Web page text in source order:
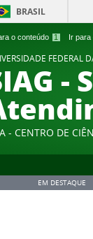
o conteúdo 1 Ir para
BRASIL
FEDERAL
-
- CENTRO DE
EM DESTAQUE